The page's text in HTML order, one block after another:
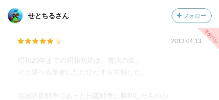
せとちるさん フォロー
5 2013.04.13
昭和20年までの昭和初期は、魔法の森。
そう述べる筆者にただひたすら共感した。
祖国防衛戦争であった日露戦争に勝利したものの、